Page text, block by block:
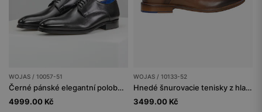
WOJAS / 10057-51
Černé pánské elegantní polobotky PREMIUM
4999.00 Kč
WOJAS / 10133-52
Hnedé šnurovacie tenisky z hladkej kože
3499.00 Kč